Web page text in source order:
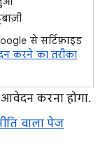
से सर्टिफ़ाइड
करने का तरीका
करना होगा.
वाला पेज